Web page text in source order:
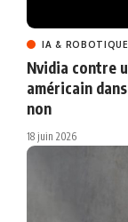
IA & ROBOTIQUE
Nvidia contre
américain
non
18 juin 2026